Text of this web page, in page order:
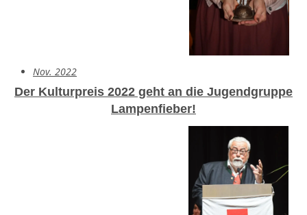
Nov. 2022
Der Kulturpreis 2022 geht an die Jugendgruppe
Lampenfieber!